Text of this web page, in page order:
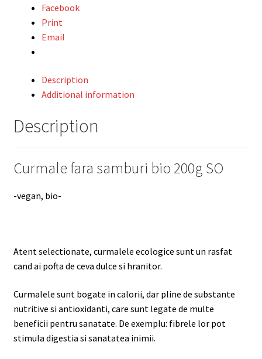
Facebook
Print
Email
Description
Additional information
Description
Curmale fara samburi bio 200g SO
-vegan, bio-
Atent selectionate, curmalele ecologice sunt un rasfat
cand ai pofta de ceva dulce si hranitor.
Curmalele sunt bogate in calorii, dar pline de substante
nutritive si antioxidanti, care sunt legate de multe
beneficii pentru sanatate. De exemplu: fibrele lor pot
stimula digestia si sanatatea inimii.